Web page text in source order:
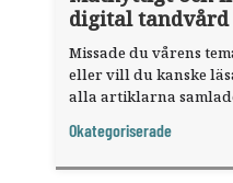
digital tandvård
Missade du vårens
eller vill du kanske
alla artiklarna
Okategoriserade